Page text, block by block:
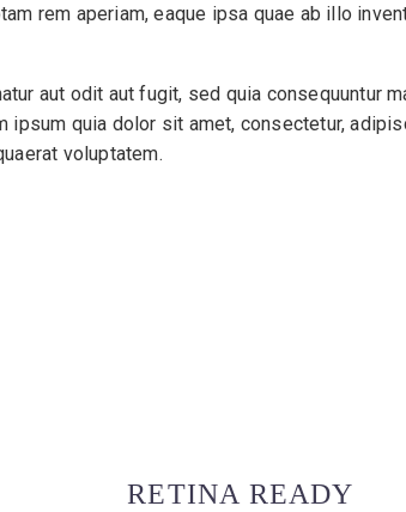
rem aperiam, eaque ipsa quae ab illo
aut odit aut fugit, sed quia consequuntur
quia dolor sit amet, consectetur,
voluptatem.
RETINA READY